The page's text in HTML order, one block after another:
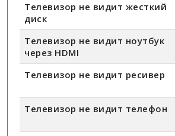
Телевизор не видит жесткий
диск
Телевизор не видит ноутбук
через HDMI
Телевизор не видит ресивер
Телевизор не видит телефон